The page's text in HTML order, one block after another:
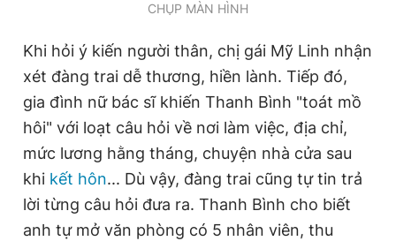
CHỤP MÀN HÌNH
Khi hỏi ý kiến người thân, chị gái Mỹ Linh nhận
xét đàng trai dễ thương, hiền lành. Tiếp đó,
gia đình nữ bác sĩ khiến Thanh Bình "toát mồ
hôi" với loạt câu hỏi về nơi làm việc, địa chỉ,
mức lương hằng tháng, chuyện nhà cửa sau
khi kết hôn... Dù vậy, đàng trai cũng tự tin trả
lời từng câu hỏi đưa ra. Thanh Bình cho biết
anh tự mở văn phòng có 5 nhân viên, thu